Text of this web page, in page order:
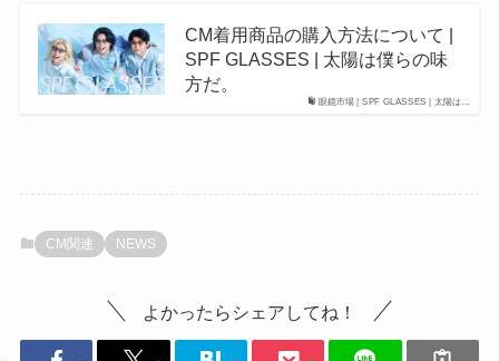
眼鏡市場 | SPF GLASSES | 太陽は…
CM着用商品の​購入方法について | ​
SPF GLASSES | 太陽は僕らの味
方だ。
CM関連 NEWS
よかったらシェアしてね！